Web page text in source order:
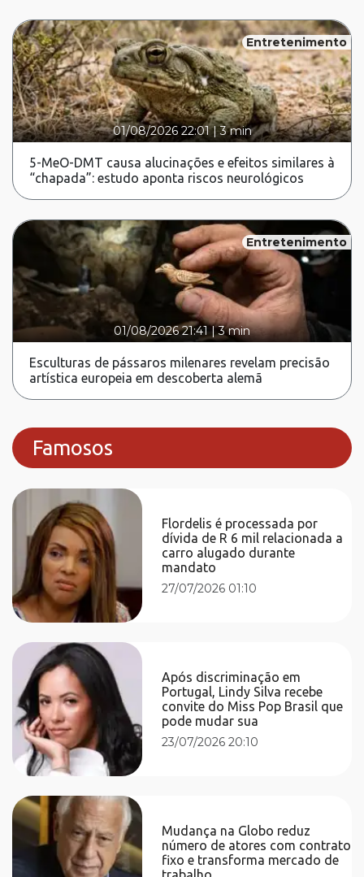
Entretenimento
01/08/2026 22:01|3 min
5-MeO-DMT causa alucinações e efeitos similares à
“chapada”: estudo aponta riscos neurológicos
Entretenimento
01/08/2026 21:41 |3 min
Esculturas de pássaros milenares revelam precisão
artística europeia em descoberta alemã
Famosos
Flordelis é processada por
dívida de R 6 mil relacionada a
carro alugado durante
mandato
27/07/2026 01:10
Após discriminação em
Portugal, Lindy Silva recebe
convite do Miss Pop Brasil que
pode mudar sua
23/07/2026 20:10
Mudança na Globo reduz
número de atores com contrato
fixo e transforma mercado de